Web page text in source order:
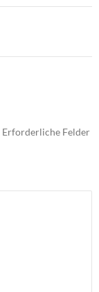
Erforderliche Felder